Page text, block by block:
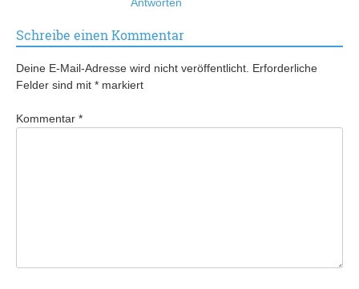
Antworten
Schreibe einen Kommentar
Deine E-Mail-Adresse wird nicht veröffentlicht. Erforderliche
Felder sind mit * markiert
Kommentar *